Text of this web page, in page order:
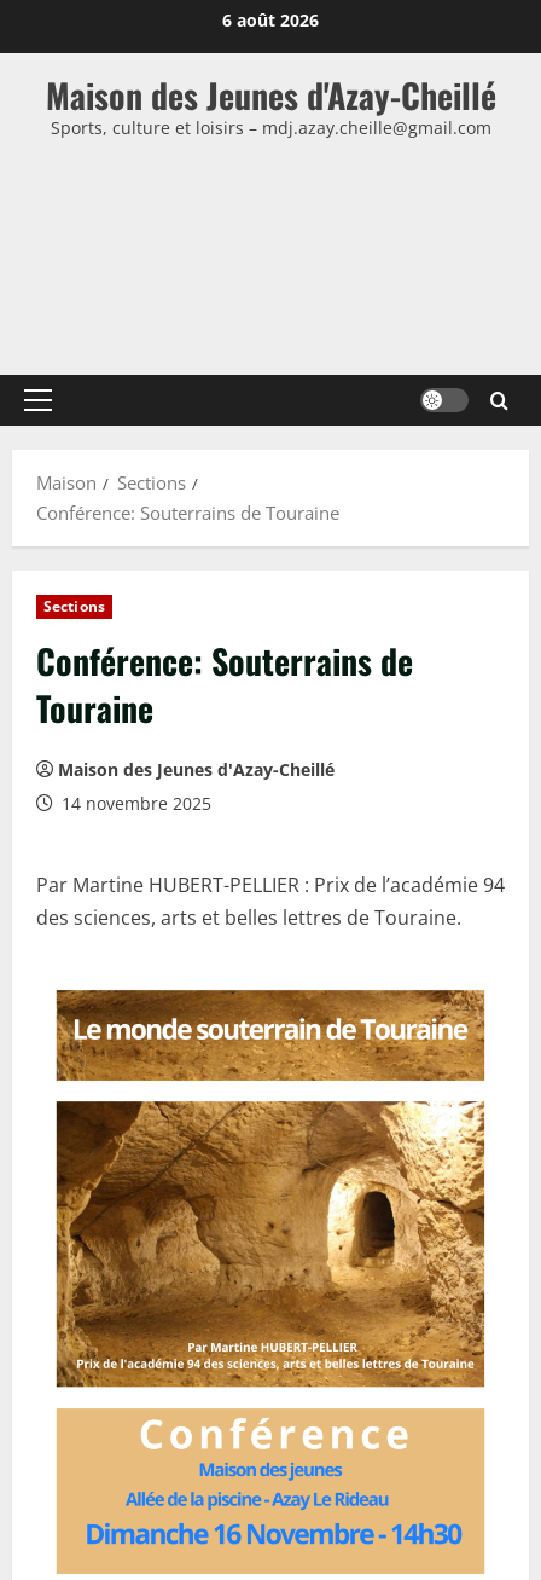
au
contenu
6 août 2026
Maison des Jeunes d'Azay-Cheillé
Sports, culture et loisirs – mdj.azay.cheille@gmail.com
Menu
Maison
Sections
Conférence: Souterrains de Touraine
Sections
Conférence: Souterrains de
Touraine
Maison des Jeunes d'Azay-Cheillé
14 novembre 2025
Par Martine HUBERT-PELLIER : Prix de l’académie 94
des sciences, arts et belles lettres de Touraine.